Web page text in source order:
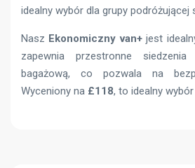
idealny wybór dla grupy podróżującej
Nasz Ekonomiczny van+jest
zapewnia przestronne
bagażową, co pozwala na
Wyceniony na £118, to idealny